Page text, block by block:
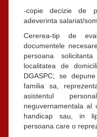
-copie decizie de
adeverinta salariat/
Cererea-tip de
documentele
persoana
localitatea de
DGASPC; se
familia sa,
asistentul
neguvernamentala al
handicap sau, in
persoana care o